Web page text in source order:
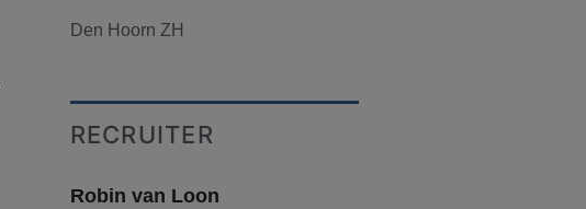
Den Hoorn ZH
RECRUITER
Robin van Loon